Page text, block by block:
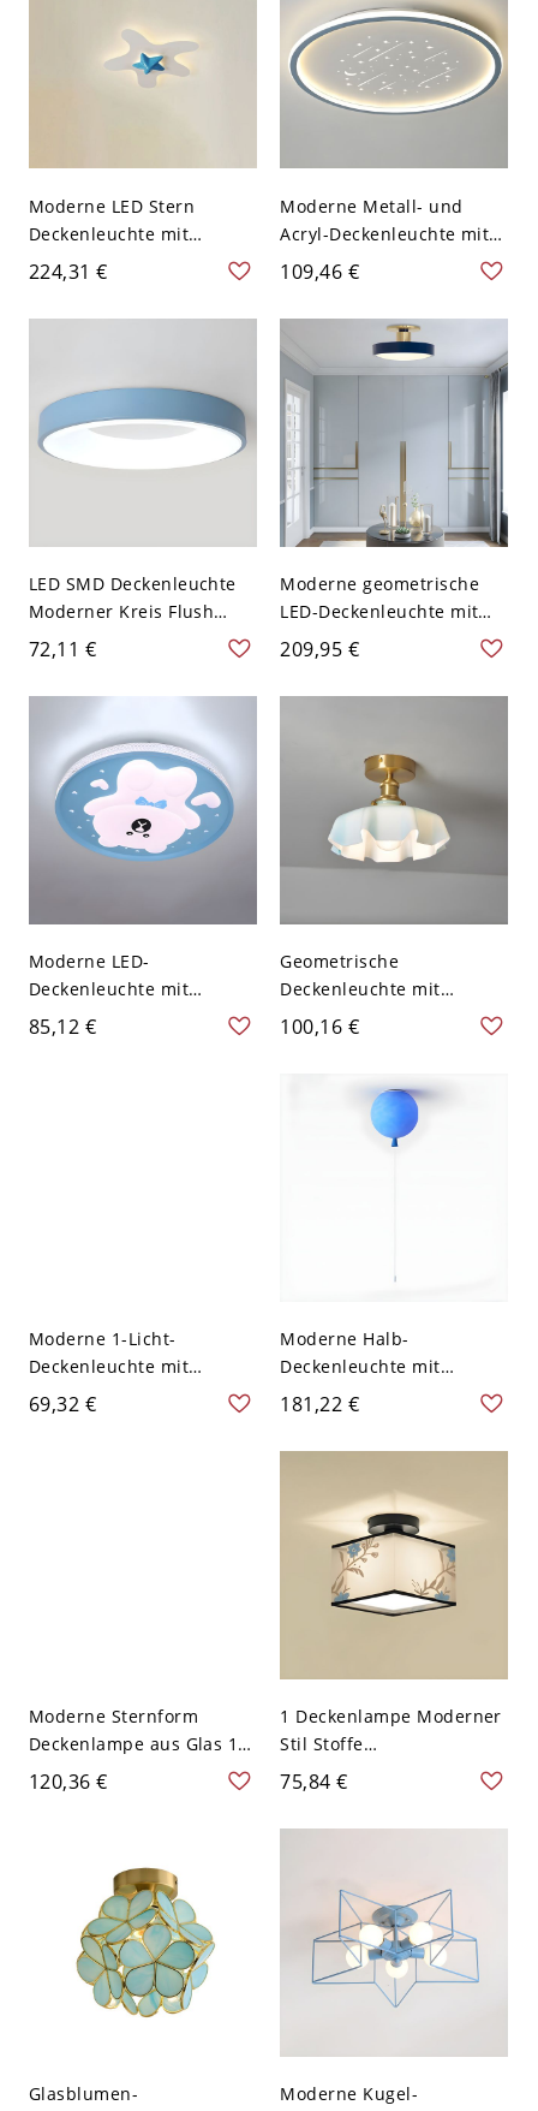
Moderne LED Stern
Deckenleuchte mit
abwärts gerichtetem
Harzschirm - Blau 110V-
120V
224,31 €
Moderne Metall- und
Acryl-Deckenleuchte mit
LED-Lampe inklusive -
110V-120V 40,64 cm Rund
Blau
109,46 €
LED SMD Deckenleuchte
Moderner Kreis Flush
Mount mit Acrylschirm für
den Wohnbereich - 110V-
120V 50,8 cm Blau
72,11 €
Moderne geometrische
LED-Deckenleuchte mit
Fernbedienungsdimmung
und Acrylschirm - Blau
110V-120V 9,1 Zoll (23 cm)
209,95 €
Moderne LED-
Deckenleuchte mit
Kreisform, 1-Licht, 20 Zoll,
Acrylschirm - 110V-120V
85,12 €
Geometrische
Deckenleuchte mit
weißem Glasschirm für
moderne Wohnnutzung -
100,16 €
Moderne 1-Licht-
Deckenleuchte mit
Metallrahmen und
Silikagel-Schirm - Blau
69,32 €
Moderne Halb-
Deckenleuchte mit
Acrylschirm, 1-Licht, LED-
kompatibel - 20,32 cm
Blau 110V-120V
181,22 €
Moderne Sternform
Deckenlampe aus Glas 1-
Licht-Deckenbeleuchtung
für Esszimmer - 110V-
120,36 €
1 Deckenlampe Moderner
Stil Stoffe
Deckenbeleuchtung für
Wohnzimmer - weiß-blau
110V-120V Quadrat
75,84 €
Glasblumen-
Moderne Kugel-